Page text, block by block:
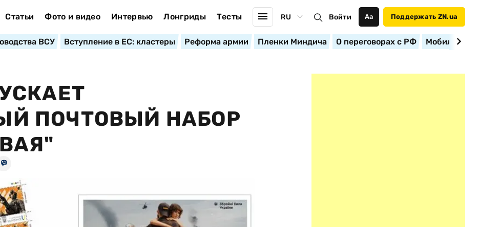
Статьи Фото и видео Интервью Лонгриды Тесты RU Войти Аа Поддержать ZN.ua
ВСУ Вступление в ЕС: кластеры Реформа армии Пленки Миндича О переговорах с РФ
ПОЧТОВЫЙ НАБОР